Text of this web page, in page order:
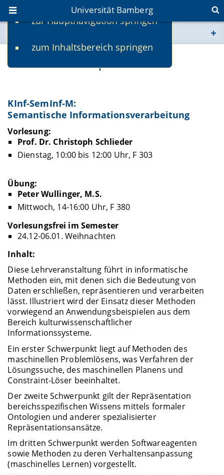
zur Hauptnavigation springen
zum Inhaltsbereich springen
Universität Bamberg
www.uni-bamberg.de
fis.uni-bamberg.de
Prof. Dr. Christoph Schlieder
KInf-SemInf-M:
Semantische Informationsverarbeitung
Vorlesung:
Prof. Dr. Christoph Schlieder
Dienstag, 10:00 bis 12:00 Uhr, F 303
Übung:
Peter Wullinger, M.S.
Mittwoch, 14-16:00 Uhr, F 380
Vorlesungsfrei im Semester
24.12-06.01. Weihnachten
Inhalt:
Diese Lehrveranstaltung führt in informatische
Methoden ein, mit denen sich die Bedeutung von
Daten erschließen, repräsentieren und verarbeiten
lässt. Illustriert wird der Einsatz dieser Methoden
vorwiegend an Anwendungsbeispielen aus dem
Bereich kulturwissenschaftlicher
Informationssysteme.
Ein erster Schwerpunkt liegt auf Methoden des
maschinellen Problemlösens, was Verfahren der
Lösungssuche, des maschinellen Planens und
Constraint-Löser beeinhaltet.
Der zweite Schwerpunkt gilt der Repräsentation
bereichsspezifischen Wissens mittels formaler
Ontologien und anderer spezialisierter
Repräsentationsansätze.
Im dritten Schwerpunkt werden Softwareagenten
sowie Methoden zu deren Verhaltensanpassung
(maschinelles Lernen) vorgestellt.